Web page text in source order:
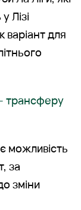
Лізі
варіант для
трансферу
можливість
за
зміни